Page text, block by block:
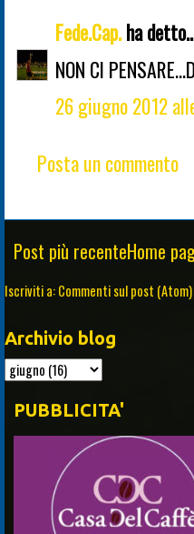
Fede.Cap.ha
NON CI
26 giugno 2012
Posta un commento
Post più recenteHome
Iscriviti a:Commenti sul post (Atom)
Archivio blog
PUBBLICITA'